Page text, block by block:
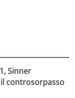
Sinner
controsorpasso